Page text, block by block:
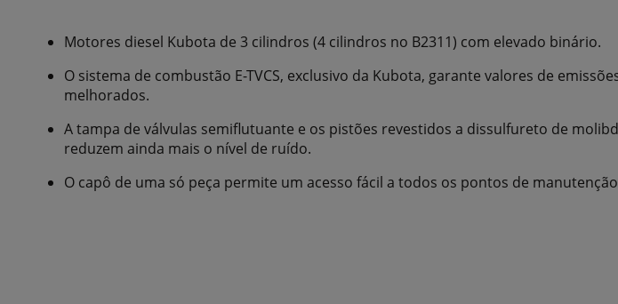
Motores diesel Kubota de 3 cilindros (4 cilindros no B2311) com elevado binário.
O sistema de combustão E-TVCS, exclusivo da Kubota, garante valores de
melhorados.
A tampa de válvulas semiflutuante e os pistões revestidos a dissulfureto de
reduzem ainda mais o nível de ruído.
O capô de uma só peça permite um acesso fácil a todos os pontos de